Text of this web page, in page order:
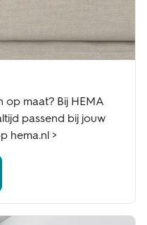
maat? Bij HEMA
passend bij jouw
hema.nl >